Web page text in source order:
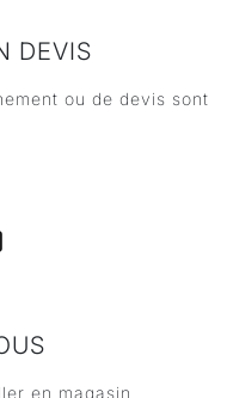
DEVIS
ou de devis sont
en magasin